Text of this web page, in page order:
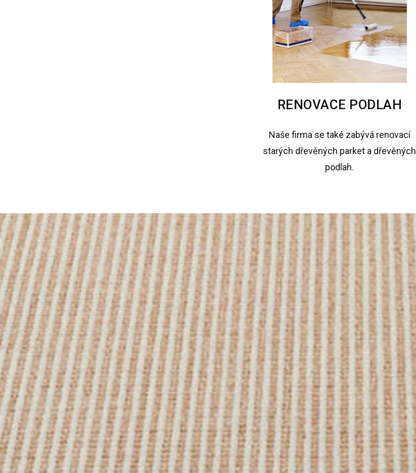
RENOVACE PODLAH
Naše firma se také zabývá renovací
starých dřevěných parket a dřevěných
podlah.​